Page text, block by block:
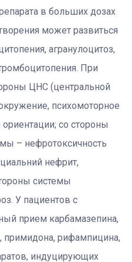
в больших дозах
может развиться
агранулоцитоз,
При
ЦНС (центральной
психомоторное
со стороны
– нефротоксичность
нефрит,
системы
У пациентов с
прием карбамазепина,
примидона, рифампицина,
индуцирующих